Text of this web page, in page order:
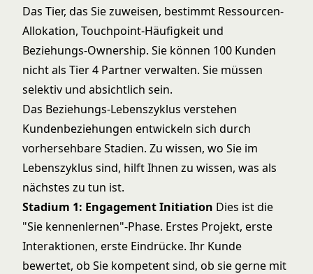
Das Tier, das Sie zuweisen, bestimmt Ressourcen-
Allokation, Touchpoint-Häufigkeit und
Beziehungs-Ownership. Sie können 100 Kunden
nicht als Tier 4 Partner verwalten. Sie müssen
selektiv und absichtlich sein.
Das Beziehungs-Lebenszyklus verstehen
Kundenbeziehungen entwickeln sich durch
vorhersehbare Stadien. Zu wissen, wo Sie im
Lebenszyklus sind, hilft Ihnen zu wissen, was als
nächstes zu tun ist.
Stadium 1: Engagement Initiation Dies ist die
"Sie kennenlernen"-Phase. Erstes Projekt, erste
Interaktionen, erste Eindrücke. Ihr Kunde
bewertet, ob Sie kompetent sind, ob sie gerne mit